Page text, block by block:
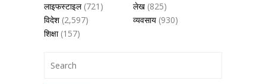
लाइफस्टाइल(721) लेख (825)
विदेश(2,597) व्यवसाय (930)
शिक्षा(157)